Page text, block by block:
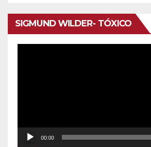
audio
SIGMUND WILDER- TÓXICO
00:00